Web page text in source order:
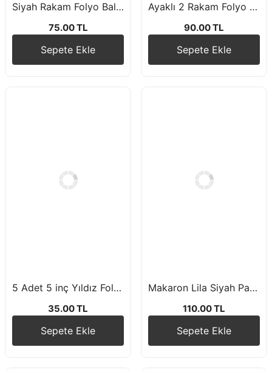
Siyah Rakam Folyo Balon 76 cm
75.00 TL
Sepete Ekle
Ayaklı 2 Rakam Folyo Balon 75 cm
90.00 TL
Sepete Ekle
5 Adet 5 inç Yıldız Folyo Balon Gümüş Renk
35.00 TL
Sepete Ekle
Makaron Lila Siyah Pastel Konfetili Balon Seti 10 Adet
110.00 TL
Sepete Ekle